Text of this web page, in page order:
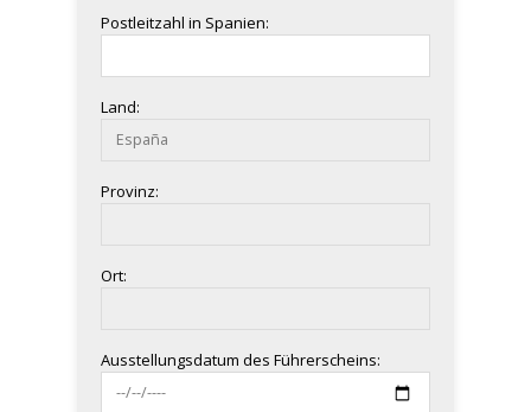
Postleitzahl in Spanien:
Land:
Provinz:
Ort:
Ausstellungsdatum des Führerscheins: